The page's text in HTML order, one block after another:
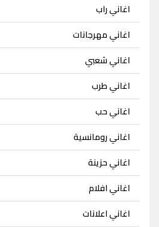
اغاني راب
اغاني مهرجانات
اغاني شعبي
اغاني طرب
اغاني حب
اغاني رومانسية
اغاني حزينة
اغاني افلام
اغاني اعلانات